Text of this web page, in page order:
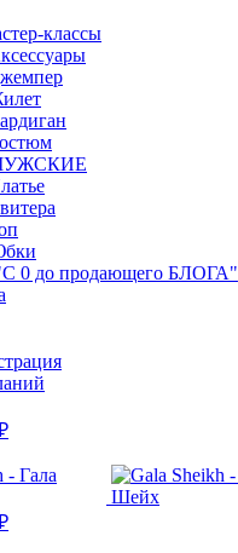
классы
0 до продающего БЛОГА"